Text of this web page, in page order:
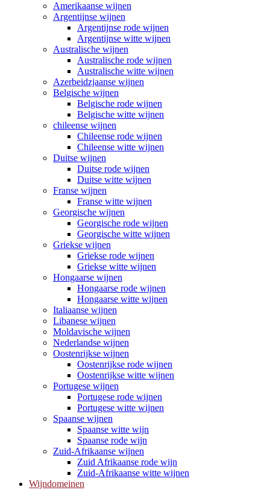
Amerikaanse wijnen
Argentijnse wijnen
Argentijnse rode wijnen
Argentijnse witte wijnen
Australische wijnen
Australische rode wijnen
Australische witte wijnen
Azerbeidzjaanse wijnen
Belgische wijnen
Belgische rode wijnen
Belgische witte wijnen
chileense wijnen
Chileense rode wijnen
Chileense witte wijnen
Duitse wijnen
Duitse rode wijnen
Duitse witte wijnen
Franse wijnen
Franse witte wijnen
Georgische wijnen
Georgische rode wijnen
Georgische witte wijnen
Griekse wijnen
Griekse rode wijnen
Griekse witte wijnen
Hongaarse wijnen
Hongaarse rode wijnen
Hongaarse witte wijnen
Italiaanse wijnen
Libanese wijnen
Moldavische wijnen
Nederlandse wijnen
Oostenrijkse wijnen
Oostenrijkse rode wijnen
Oostenrijkse witte wijnen
Portugese wijnen
Portugese rode wijnen
Portugese witte wijnen
Spaanse wijnen
Spaanse witte wijn
Spaanse rode wijn
Zuid-Afrikaanse wijnen
Zuid Afrikaanse rode wijn
Zuid-Afrikaanse witte wijnen
Wijndomeinen